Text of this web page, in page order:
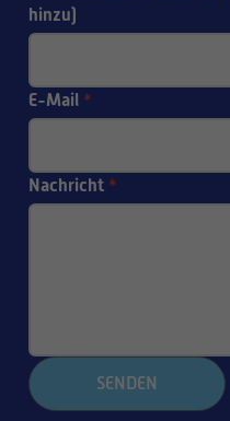
hinzu)
E-Mail *
Nachricht *
SENDEN